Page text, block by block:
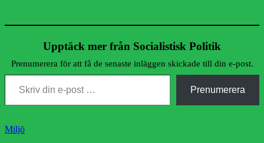
Upptäck mer från Socialistisk Politik
Prenumerera för att få de senaste inläggen skickade till din e-post.
Skriv din e-post …
Prenumerera
Kategorier
Miljö